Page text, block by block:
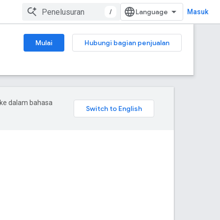
/ Masuk
Mulai Hubungi bagian penjualan
dalam bahasa